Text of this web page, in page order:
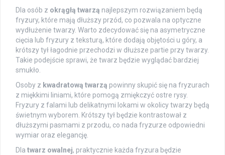
Dla osób z okrągłą twarzą najlepszym rozwiązaniem będą
fryzury, które mają dłuższy przód, co pozwala na optyczne
wydłużenie twarzy. Warto zdecydować się na asymetryczne
cięcia lub fryzury z teksturą, które dodają objętości u góry, a
krótszy tył łagodnie przechodzi w dłuższe partie przy twarzy.
Takie podejście sprawi, że twarz będzie wyglądać bardziej
smukło.
Osoby z kwadratową twarzą powinny skupić się na fryzurach
z miękkimi liniami, które pomogą zmiękczyć ostre rysy.
Fryzury z falami lub delikatnymi lokami w okolicy twarzy będą
świetnym wyborem. Krótszy tył będzie kontrastował z
dłuższymi pasmami z przodu, co nada fryzurze odpowiedni
wymiar oraz elegancję.
Dla twarz owalnej, praktycznie każda fryzura będzie